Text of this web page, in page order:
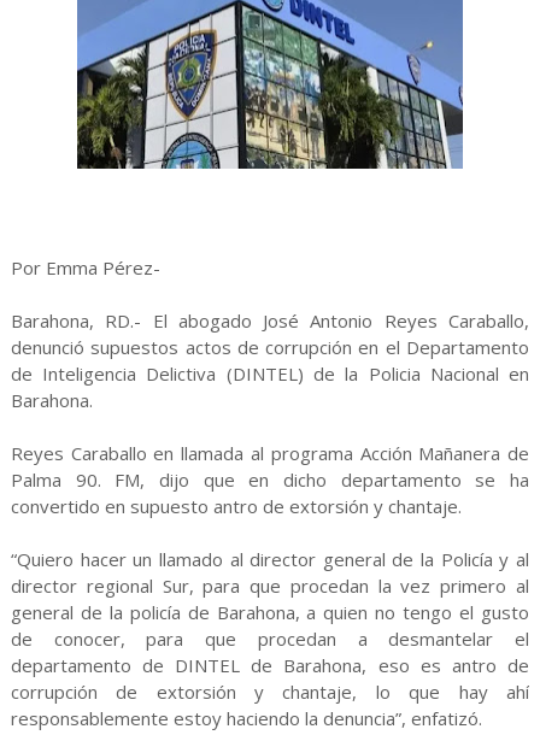
Por Emma Pérez-
Barahona, RD.- El abogado José Antonio Reyes Caraballo,
denunció supuestos actos de corrupción en el Departamento
de Inteligencia Delictiva (DINTEL) de la Policia Nacional en
Barahona.
Reyes Caraballo en llamada al programa Acción Mañanera de
Palma 90. FM, dijo que en dicho departamento se ha
convertido en supuesto antro de extorsión y chantaje.
“Quiero hacer un llamado al director general de la Policía y al
director regional Sur, para que procedan la vez primero al
general de la policía de Barahona, a quien no tengo el gusto
de conocer, para que procedan a desmantelar el
departamento de DINTEL de Barahona, eso es antro de
corrupción de extorsión y chantaje, lo que hay ahí
responsablemente estoy haciendo la denuncia”, enfatizó.